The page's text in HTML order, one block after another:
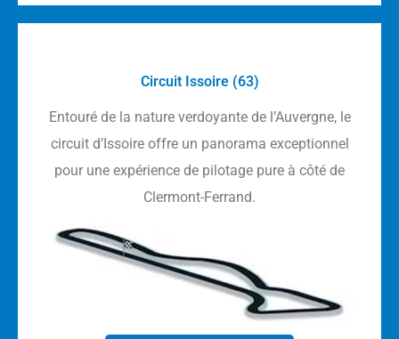
Circuit Issoire (63)
Entouré de la nature verdoyante de l’Auvergne, le
circuit d’Issoire offre un panorama exceptionnel
pour une expérience de pilotage pure à côté de
Clermont-Ferrand.